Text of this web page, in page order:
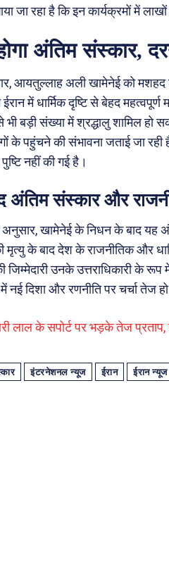
जा रहा है कि इन कार्यक्रमों में
अंतिम संस्कार,
आयतुल्लाह अली खामेनेई को मशहद
में धार्मिक दृष्टि से बेहद महत्वपूर्ण
भी बड़ी संख्या में श्रद्धालु शामिल
के पहुंचने की संभावना जताई जा
नहीं की गई है।
अंतिम संस्कार और
के अनुसार, खामेनेई के निधन के बाद यह
मृत्यु के बाद देश के राजनीतिक और
जिम्मेदारी उनके उत्तराधिकारी के
में नई दिशा और रणनीति पर चर्चा तेज
लाल के सपोर्ट पर भड़के तेज प्रताप,
इंटरनेशनल न्यूज ईरान ईरान न्यूज